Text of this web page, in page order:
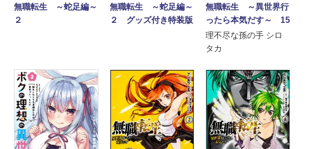
無職転生 ～蛇足編～
２
無職転生 ～蛇足編～
２ グッズ付き特装版
無職転生 ～異世界行
ったら本気だす～ 15
理不尽な孫の手 シロ
タカ